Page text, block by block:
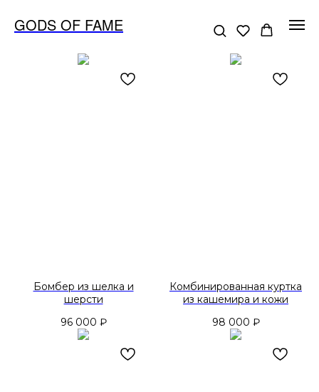
GODS OF FAME
Бомбер из шелка и
шерсти
96 000 ₽
Комбинированная куртка
из кашемира и кожи
98 000 ₽